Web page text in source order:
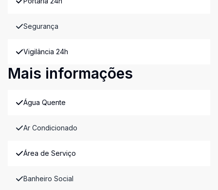
Segurança
Vigilância 24h
Mais informações
Água Quente
Ar Condicionado
Área de Serviço
Banheiro Social